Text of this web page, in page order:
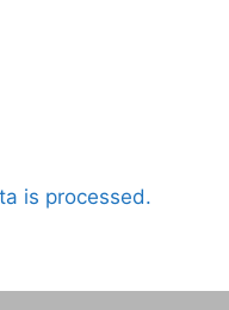
is processed.